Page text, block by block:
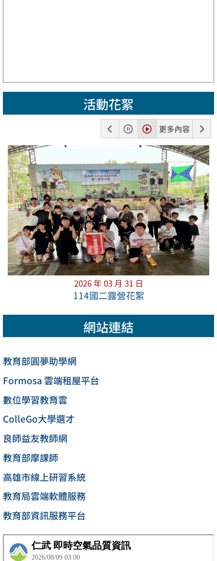
活動花絮
張
暫
停
播
放
更多內容
下
一
張
2026 年 03 月 31 日
114國二露營花絮
網站連結
教育部圓夢助學網
Formosa 雲端租屋平台
數位學習教育雲
ColleGo大學選才
良師益友教師網
教育部摩課師
高雄市線上研習系統
教育局雲端軟體服務
教育部資訊服務平台